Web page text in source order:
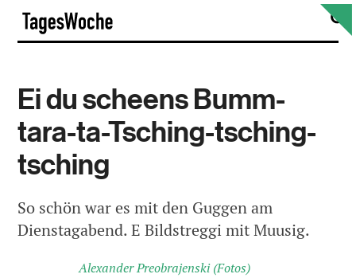
Skip
content
Ei du scheens Bumm-
tara-ta-Tsching-tsching-
tsching
So schön war es mit den Guggen am
Dienstagabend. E Bildstreggi mit Muusig.
Alexander Preobrajenski (Fotos)